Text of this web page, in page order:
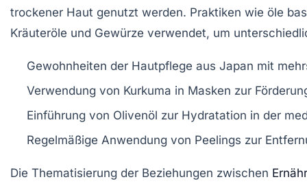
trockener Haut genutzt werden. Praktiken wie öle
Kräuteröle und Gewürze verwendet, um
Gewohnheiten der Hautpflege aus Japan mit
Verwendung von Kurkuma in Masken zur
Einführung von Olivenöl zur Hydratation in der
Regelmäßige Anwendung von Peelings zur
Die Thematisierung der Beziehungen zwischen